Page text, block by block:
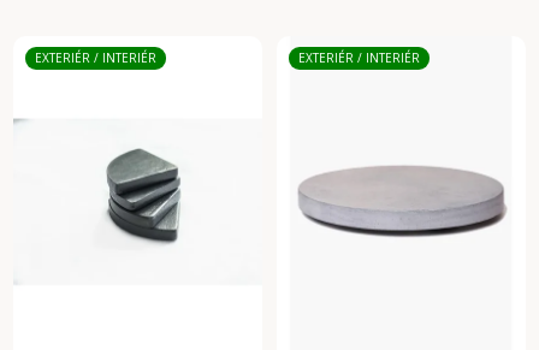
EXTERIÉR / INTERIÉR EXTERIÉR / INTERIÉR